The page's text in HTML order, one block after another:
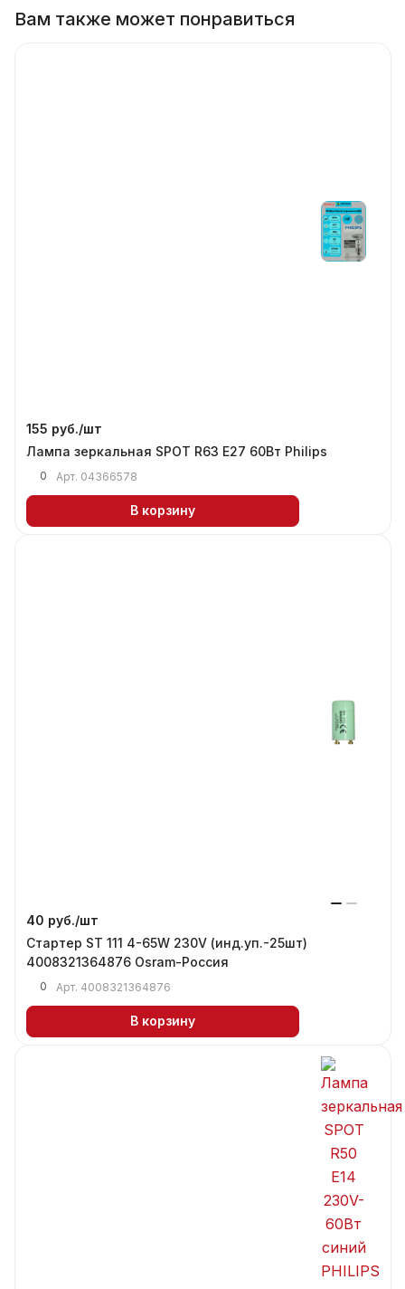
Вам также может понравиться
155 руб./шт
Лампа зеркальная SPOT R63 E27 60Вт Philips
0 Арт. 04366578
В корзину
40 руб./шт
Стартер ST 111 4-65W 230V (инд.уп.-25шт)
4008321364876 Osram-Россия
0 Арт. 4008321364876
В корзину